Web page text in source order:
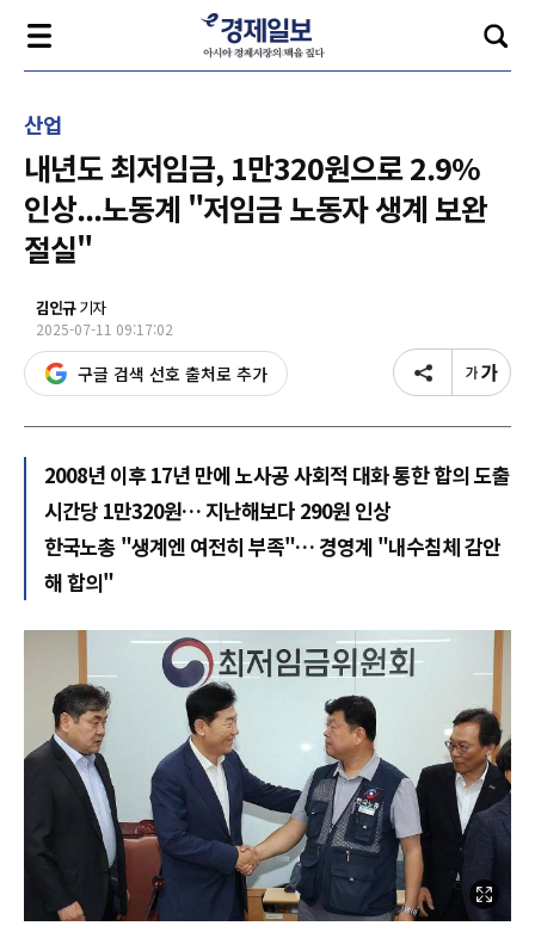
산업
내년도 최저임금, 1만320원으로 2.9%
인상...노동계 "저임금 노동자 생계 보완
절실"
김인규기자
2025-07-11 09:17:02
구글 검색 선호 출처로 추가
2008년 이후 17년 만에 노사공 사회적 대화 통한 합의 도출
시간당 1만320원… 지난해보다 290원 인상
한국노총 "생계엔 여전히 부족"… 경영계 "내수침체 감안
해 합의"